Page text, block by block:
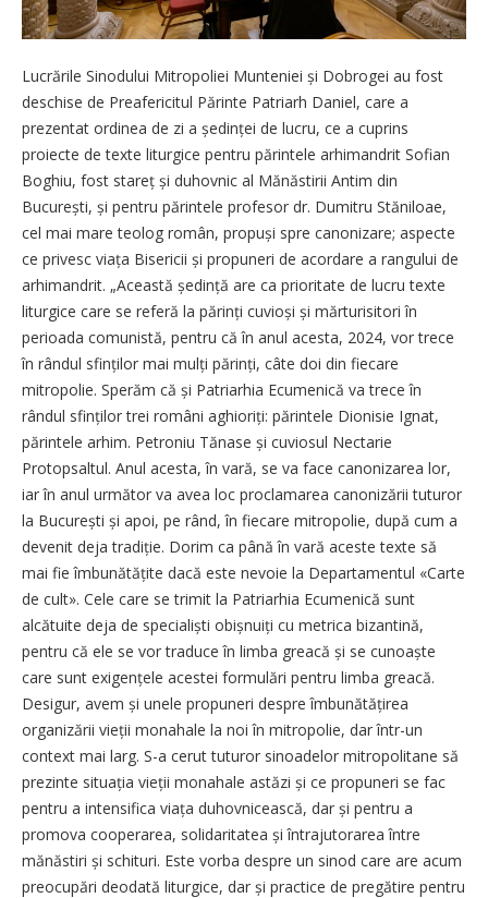
Lucrările Sinodului Mitropoliei Munteniei și Dobrogei au fost
deschise de Preafericitul Părinte Patriarh Daniel, care a
prezentat ordinea de zi a ședinței de lucru, ce a cuprins
proiecte de texte liturgice pentru părintele arhimandrit Sofian
Boghiu, fost stareț și duhovnic al Mănăstirii Antim din
București, și pentru părintele profesor dr. Dumitru Stăniloae,
cel mai mare teolog român, propuși spre canonizare; aspecte
ce privesc viața Bisericii și propuneri de acordare a rangului de
arhimandrit. „Această ședință are ca prioritate de lucru texte
liturgice care se referă la părinți cuvioși și mărturisitori în
perioada comunistă, pentru că în anul acesta, 2024, vor trece
în rândul sfinților mai mulți părinți, câte doi din fiecare
mitropolie. Sperăm că și Patriarhia Ecumenică va trece în
rândul sfinților trei români aghioriți: părintele Dionisie Ignat,
părintele arhim. Petroniu Tănase și cuviosul Nectarie
Protopsaltul. Anul acesta, în vară, se va face canonizarea lor,
iar în anul următor va avea loc proclamarea canonizării tuturor
la București și apoi, pe rând, în fiecare mitropolie, după cum a
devenit deja tradiție. Dorim ca până în vară aceste texte să
mai fie îmbunătățite dacă este nevoie la Departamentul «Carte
de cult». Cele care se trimit la Patriarhia Ecumenică sunt
alcătuite deja de specialiști obișnuiți cu metrica bizantină,
pentru că ele se vor traduce în limba greacă și se cunoaște
care sunt exi­gențele acestei formulări pentru limba greacă.
Desigur, avem și unele propuneri despre îmbunătățirea
organizării vie­ții monahale la noi în mitropolie, dar într-un
context mai larg. S-a cerut tuturor sinoadelor mitropolitane să
prezinte situația vieții monahale astăzi și ce propuneri se fac
pentru a intensifica viața duhovnicească, dar și pentru a
promova cooperarea, solidaritatea și întrajutorarea între
mănăstiri și schituri. Este vorba despre un sinod care are acum
preocupări deodată liturgice, dar și practice de pregătire pentru